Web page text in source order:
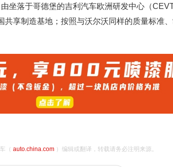
坐落于哥德堡的吉利汽车欧洲研发中心（
享制造基地；按照与沃尔沃同样的质量标准
（ auto.china.com）编辑或翻译，转载请务必注明来源。